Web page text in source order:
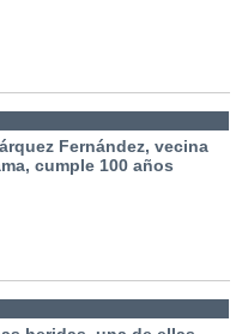
Fernández, vecina
cumple 100 años